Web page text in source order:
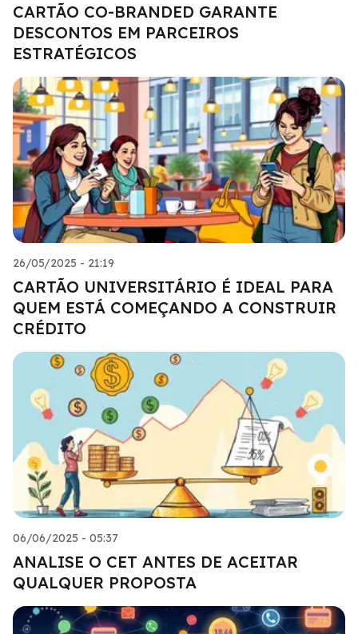
CARTÃO CO-BRANDED GARANTE
DESCONTOS EM PARCEIROS
ESTRATÉGICOS
26/05/2025 - 21:19
CARTÃO UNIVERSITÁRIO É IDEAL PARA
QUEM ESTÁ COMEÇANDO A CONSTRUIR
CRÉDITO
06/06/2025 - 05:37
ANALISE O CET ANTES DE ACEITAR
QUALQUER PROPOSTA